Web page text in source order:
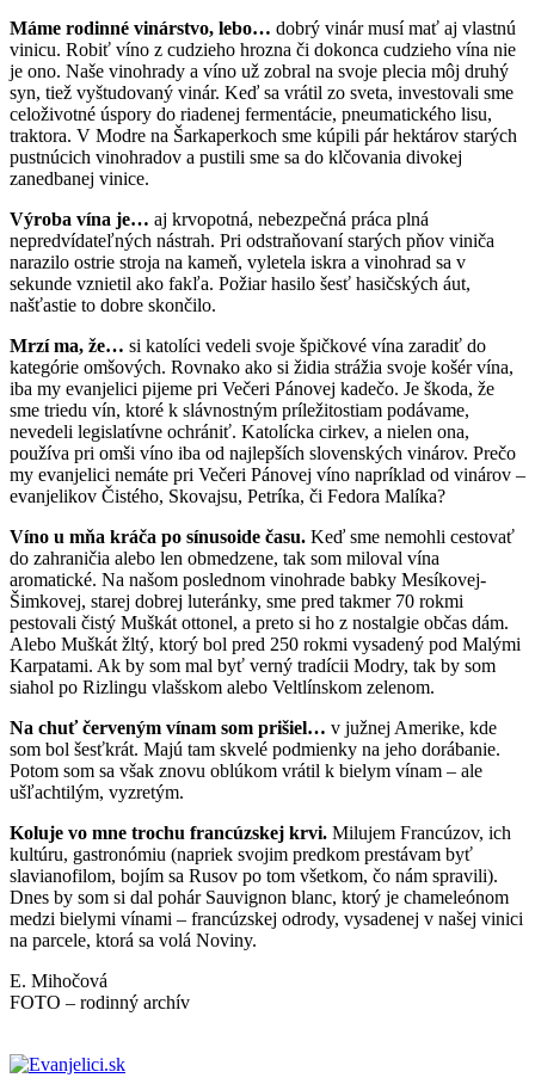
Máme rodinné vinárstvo, lebo… dobrý vinár musí mať aj vlastnú
vinicu. Robiť víno z cudzieho hrozna či dokonca cudzieho vína nie
je ono. Naše vinohrady a víno už zobral na svoje plecia môj druhý
syn, tiež vyštudovaný vinár. Keď sa vrátil zo sveta, investovali sme
celoživotné úspory do riadenej fermentácie, pneumatického lisu,
traktora. V Modre na Šarkaperkoch sme kúpili pár hektárov starých
pustnúcich vinohradov a pustili sme sa do klčovania divokej
zanedbanej vinice.
Výroba vína je… aj krvopotná, nebezpečná práca plná
nepredvídateľných nástrah. Pri odstraňovaní starých pňov viniča
narazilo ostrie stroja na kameň, vyletela iskra a vinohrad sa v
sekunde vznietil ako fakľa. Požiar hasilo šesť hasičských áut,
našťastie to dobre skončilo.
Mrzí ma, že… si katolíci vedeli svoje špičkové vína zaradiť do
kategórie omšových. Rovnako ako si židia strážia svoje košér vína,
iba my evanjelici pijeme pri Večeri Pánovej kadečo. Je škoda, že
sme triedu vín, ktoré k slávnostným príležitostiam podávame,
nevedeli legislatívne ochrániť. Katolícka cirkev, a nielen ona,
používa pri omši víno iba od najlepších slovenských vinárov. Prečo
my evanjelici nemáte pri Večeri Pánovej víno napríklad od vinárov –
evanjelikov Čistého, Skovajsu, Petríka, či Fedora Malíka?
Víno u mňa kráča po sínusoide času. Keď sme nemohli cestovať
do zahraničia alebo len obmedzene, tak som miloval vína
aromatické. Na našom poslednom vinohrade babky Mesíkovej-
Šimkovej, starej dobrej luteránky, sme pred takmer 70 rokmi
pestovali čistý Muškát ottonel, a preto si ho z nostalgie občas dám.
Alebo Muškát žltý, ktorý bol pred 250 rokmi vysadený pod Malými
Karpatami. Ak by som mal byť verný tradícii Modry, tak by som
siahol po Rizlingu vlašskom alebo Veltlínskom zelenom.
Na chuť červeným vínam som prišiel… v južnej Amerike, kde
som bol šesťkrát. Majú tam skvelé podmienky na jeho dorábanie.
Potom som sa však znovu oblúkom vrátil k bielym vínam – ale
ušľachtilým, vyzretým.
Koluje vo mne trochu francúzskej krvi. Milujem Francúzov, ich
kultúru, gastronómiu (napriek svojim predkom prestávam byť
slavianofilom, bojím sa Rusov po tom všetkom, čo nám spravili).
Dnes by som si dal pohár Sauvignon blanc, ktorý je chameleónom
medzi bielymi vínami – francúzskej odrody, vysadenej v našej vinici
na parcele, ktorá sa volá Noviny.
E. Mihočová
FOTO – rodinný archív